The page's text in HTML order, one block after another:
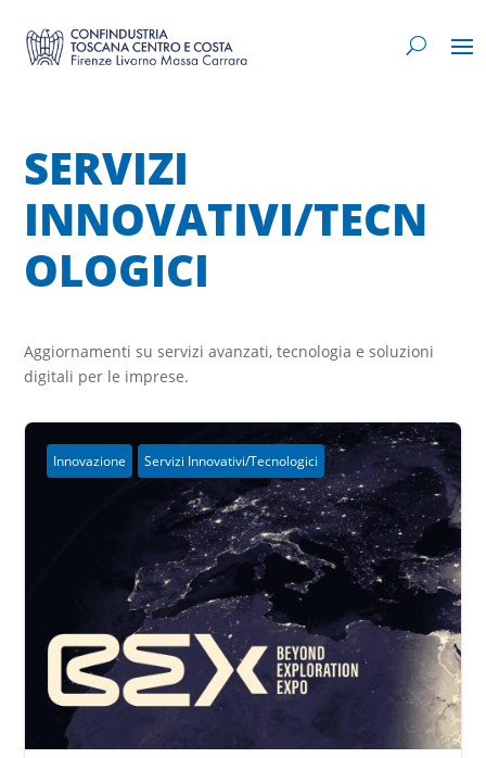
SERVIZI
INNOVATIVI/TECN
OLOGICI
Aggiornamenti su servizi avanzati, tecnologia e soluzioni
digitali per le imprese.
Innovazione Servizi Innovativi/Tecnologici